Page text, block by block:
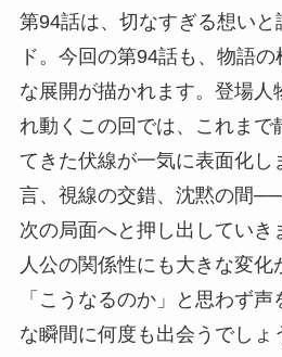
第94話は、切なすぎる想い
ド。今回の第94話も、物語
な展開が描かれます。登場人
れ動くこの回では、これまで
てきた伏線が一気に表面化し
言、視線の交錯、沈黙の間
次の局面へと押し出していき
人公の関係性にも大きな変化
「こうなるのか」と思わず
な瞬間に何度も出会うでしょ